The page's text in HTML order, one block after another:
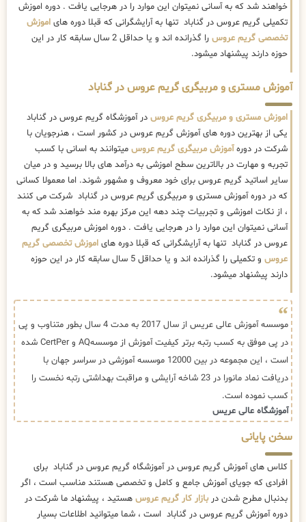
خواهند شد که به آسانی نمیتوان این موارد را در هرجایی یافت . دوره اموزش
تکمیلی گریم عروس در گناباد تنها به آرایشگرانی که قبلا دوره های اموزش
تخصصی گریم عروس
را گذرانده اند و یا حداقل 2 سال سابقه کار در این
حوزه دارند پیشنهاد میشود.
آموزش مستری و مربیگری گریم عروس در گناباد
اموزش مستری و مربیگری گریم عروس در آموزشگاه گریم عروس در گناباد
یکی از بهترین دوره های آموزش گریم عروس در کشور است ، هنرجویان با
شرکت در دورهآموزش مربیگری گریم عروس میتوانند به اسانی با کسب
تجربه و مهارت در بالاترین سطح اموزشی به درآمد های بالا برسید و در میان
سایر اساتید گریم عروس برای خود معروف و مشهور شوند. اما معمولا کسانی
که در دوره آموزش مستری و مربیگری گریم عروس در گناباد شرکت می کنند
، از نکات اموزشی و تجربیات چند دهه این مرکز بهره مند خواهند شد که به
آسانی نمیتوان این موارد را در هرجایی یافت . دوره اموزش مربیگری گریم
عروس در گناباد تنها به آرایشگرانی که قبلا دوره های اموزش تخصصی گریم
عروس
و تکمیلی را گذرانده اند و یا حداقل 5 سال سابقه کار در این حوزه
دارند پیشنهاد میشود.
موسسه آموزش عالی عریس از سال 2017 به مدت 4 سال بطور متناوب و پی
در پی موفق به کسب رتبه برتر کیفیت آموزش از موسسهAQ و CertPer شده
است ، این مجموعه در بین 12000 موسسه آموزشی در سراسر جهان با
دریافت نماد مانورا در 23 شاخه آرایشی و مراقبت بهداشتی رتبه نخست را
کسب نموده است.
آموزشگاه عالی عریس
سخن پایانی
کلاس های آموزش گریم عروس در آموزشگاه گریم عروس در گناباد برای
افرادی که جویای آموزش جامع و کامل و تخصصی هستند مناسب است ، اگر
بدنبال مطرح شدن دربازار کار گریم عروس هستید ، پیشنهاد ما شرکت در
دوره آموزش گریم عروس در گناباد است ، شما میتوانید اطلاعات بسیار